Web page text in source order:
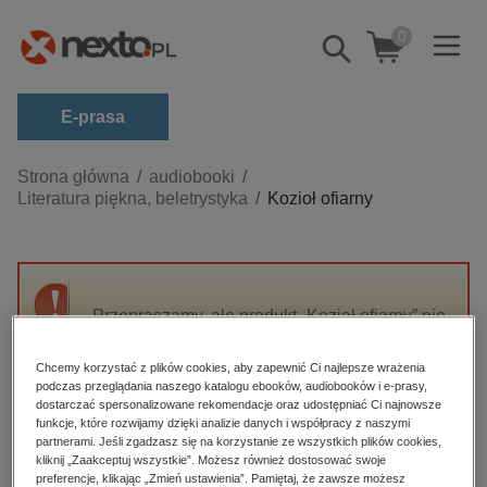
Pokaż/schowaj
wyszukiwarkę
0
E-prasa
Kategorie
Zobacz wszystkie E-prasa
budownictwo, aranżacja wnętrz
darmowe wydania
edukacja
hobby, sport, rozrywka
komputery, internet, technologie, informatyka
Strona główna
audiobooki
Literatura piękna, beletrystyka
Kozioł ofiarny
Przepraszamy, ale produkt „Kozioł ofiarny” nie
High-contrast mode
Polecane
Chcemy korzystać z plików cookies, aby zapewnić Ci najlepsze wrażenia
podczas przeglądania naszego katalogu ebooków, audiobooków i e-prasy,
dostarczać spersonalizowane rekomendacje oraz udostępniać Ci najnowsze
funkcje, które rozwijamy dzięki analizie danych i współpracy z naszymi
partnerami. Jeśli zgadzasz się na korzystanie ze wszystkich plików cookies,
kliknij „Zaakceptuj wszystkie”. Możesz również dostosować swoje
preferencje, klikając „Zmień ustawienia”. Pamiętaj, że zawsze możesz